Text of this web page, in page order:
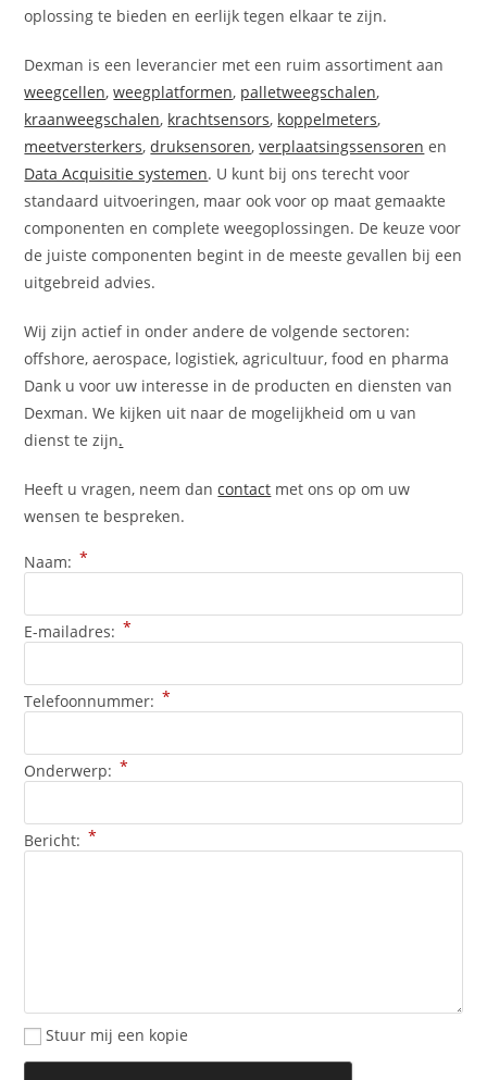
oplossing te bieden en eerlijk tegen elkaar te zijn.
Dexman is een leverancier met een ruim assortiment aan
weegcellen,weegplatformen, palletweegschalen,
kraanweegschalen, krachtsensors, koppelmeters,
meetversterkers,druksensoren,verplaatsingssensoren en
Data Acquisitie systemen. U kunt bij ons terecht voor
standaard uitvoeringen, maar ook voor op maat gemaakte
componenten en complete weegoplossingen. De keuze voor
de juiste componenten begint in de meeste gevallen bij een
uitgebreid advies.
Wij zijn actief in onder andere de volgende sectoren:
offshore, aerospace, logistiek, agricultuur, food en pharma
Dank u voor uw interesse in de producten en diensten van
Dexman. We kijken uit naar de mogelijkheid om u van
dienst te zijn.
Heeft u vragen, neem dancontact met ons op om uw
wensen te bespreken.
Naam: *
E-mailadres: *
Telefoonnummer: *
Onderwerp: *
Bericht: *
Stuur mij een kopie